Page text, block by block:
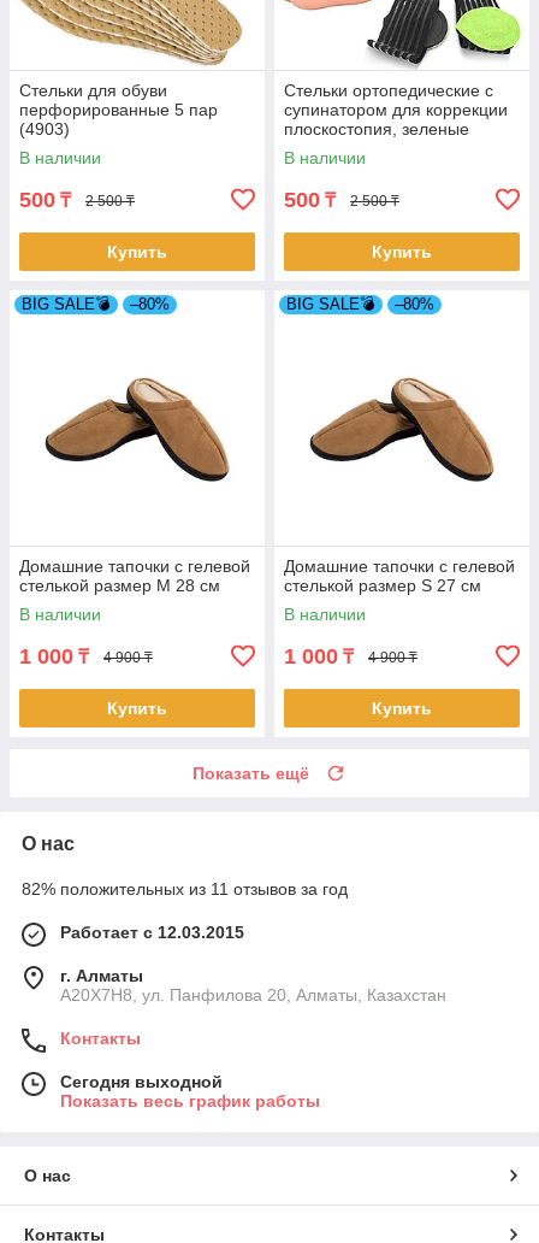
Стельки для обуви
перфорированные 5 пар
(4903)
В наличии
500 ₸ 2 500 ₸
Купить
Стельки ортопедические с
супинатором для коррекции
плоскостопия, зеленые
(4782-1)
В наличии
500 ₸ 2 500 ₸
Купить
BIG SALE💣 –80%
Домашние тапочки с гелевой
стелькой размер M 28 см
В наличии
1 000 ₸ 4 900 ₸
Купить
BIG SALE💣 –80%
Домашние тапочки с гелевой
стелькой размер S 27 см
В наличии
1 000 ₸ 4 900 ₸
Купить
Показать ещё
О нас
82% положительных из 11 отзывов за год
Работает с 12.03.2015
г. Алматы
A20X7H8, ул. Панфилова 20, Алматы, Казахстан
Контакты
Сегодня выходной
Показать весь график работы
О нас
Контакты